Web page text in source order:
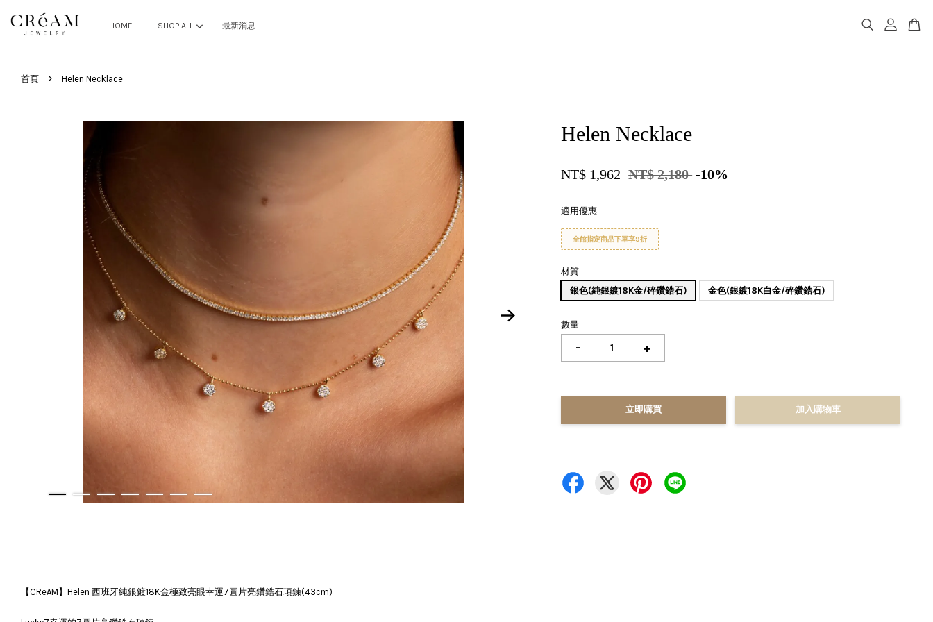
HOME SHOP ALL 最新消息
首頁 › Helen Necklace
Helen Necklace
NT$ 1,962 NT$ 2,180 -10%
適用優惠
全館指定商品下單享9折
材質
銀色(純銀鍍18K金/碎鑽鋯石)
金色(銀鍍18K白金/碎鑽鋯石)
數量
- +
立即購買 加入購物車
【CReAM】Helen 西班牙純銀鍍18K金極致亮眼幸運7圓片亮鑽鋯石項鍊(43cm)
您的購物車目前還是空的。
繼續購物